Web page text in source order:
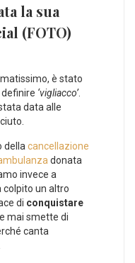
la sua
(FOTO)
è stato
‘vigliacco’.
data alle
della cancellazione
donata
invece a
colpito un altro
di conquistare
mai smette di
canta